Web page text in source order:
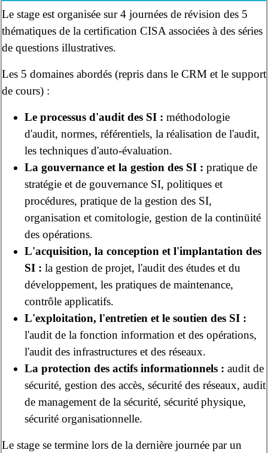
Le stage est organisée sur 4 journées de révision des 5
thématiques de la certification CISA associées à des séries
de questions illustratives.
Les 5 domaines abordés (repris dans le CRM et le support
de cours) :
Le processus d'audit des SI : méthodologie
d'audit, normes, référentiels, la réalisation de l'audit,
les techniques d'auto-évaluation.
La gouvernance et la gestion des SI : pratique de
stratégie et de gouvernance SI, politiques et
procédures, pratique de la gestion des SI,
organisation et comitologie, gestion de la continüité
des opérations.
L'acquisition, la conception et l'implantation des
SI : la gestion de projet, l'audit des études et du
développement, les pratiques de maintenance,
contrôle applicatifs.
L'exploitation, l'entretien et le soutien des SI :
l'audit de la fonction information et des opérations,
l'audit des infrastructures et des réseaux.
La protection des actifs informationnels : audit de
sécurité, gestion des accès, sécurité des réseaux, audit
de management de la sécurité, sécurité physique,
sécurité organisationnelle.
Le stage se termine lors de la dernière journée par un